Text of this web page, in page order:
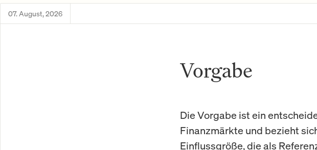
07. August, 2026
Vorgabe
Die Vorgabe ist ein
Finanzmärkte und bezieht
Einflussgröße, die als